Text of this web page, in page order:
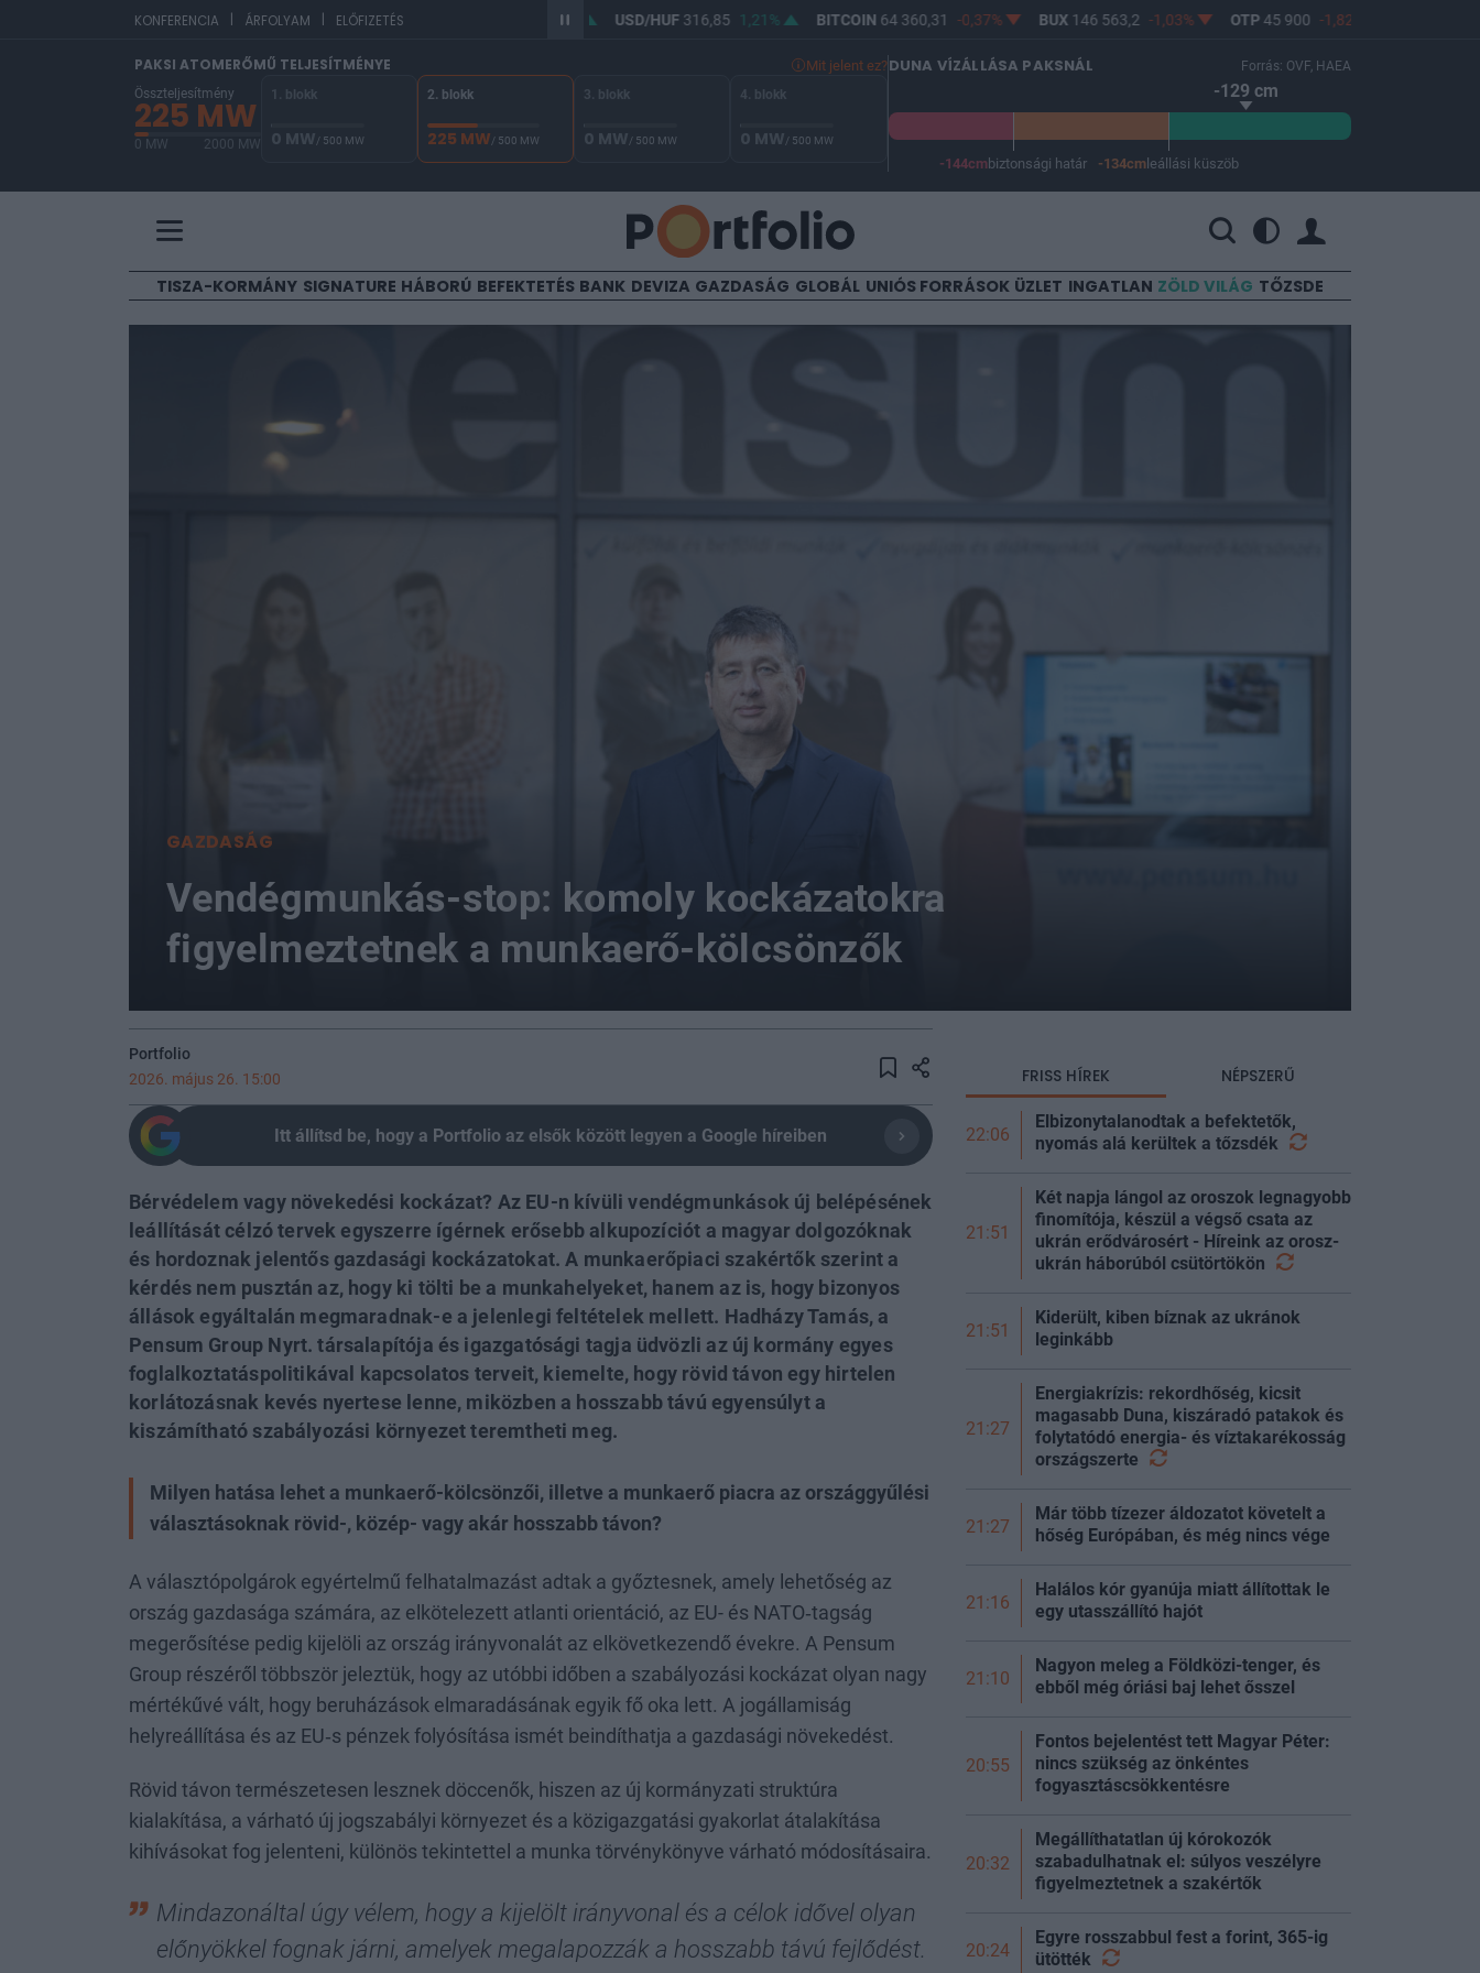
KONFERENCIA | ÁRFOLYAM | ELŐFIZETÉSEUR/HUF USD/HUF316,85 1,21% BITCOIN64 360,31 -0,37% BUX 146 563,2 -1,03% OTP 45 900 -1,82%
PAKSI ATOMERŐMŰ TELJESÍTMÉNYE Mit jelent ez?
Összteljesítmény
225 MW
0 MW 2000 MW
1. blokk
0 MW/ 500 MW
2. blokk
225 MW/ 500 MW
3. blokk
0 MW/ 500 MW
4. blokk
0 MW/ 500 MW
DUNA VÍZÁLLÁSA PAKSNÁL Forrás: OVF, HAEA
-129 cm
-144cm biztonsági határ -134cm leállási küszöb
TISZA-KORMÁNY SIGNATURE HÁBORÚ BEFEKTETÉS BANK DEVIZA GAZDASÁG GLOBÁL UNIÓS FORRÁSOK ÜZLET INGATLAN ZÖLD VILÁG TŐZSDE
GAZDASÁG
Vendégmunkás-stop: komoly kockázatokra
figyelmeztetnek a munkaerő-kölcsönzők
Portfolio
2026. május 26. 15:00
Itt állítsd be, hogy a Portfolio az elsők között legyen a Google híreiben
Bérvédelem vagy növekedési kockázat? Az EU-n kívüli vendégmunkások új belépésének
leállítását célzó tervek egyszerre ígérnek erősebb alkupozíciót a magyar dolgozóknak
és hordoznak jelentős gazdasági kockázatokat. A munkaerőpiaci szakértők szerint a
kérdés nem pusztán az, hogy ki tölti be a munkahelyeket, hanem az is, hogy bizonyos
állások egyáltalán megmaradnak-e a jelenlegi feltételek mellett. Hadházy Tamás, a
Pensum Group Nyrt. társalapítója és igazgatósági tagja üdvözli az új kormány egyes
foglalkoztatáspolitikával kapcsolatos terveit, kiemelte, hogy rövid távon egy hirtelen
korlátozásnak kevés nyertese lenne, miközben a hosszabb távú egyensúlyt a
kiszámítható szabályozási környezet teremtheti meg.
Milyen hatása lehet a munkaerő-kölcsönzői, illetve a munkaerő piacra az országgyűlési
választásoknak rövid-, közép- vagy akár hosszabb távon?
A választópolgárok egyértelmű felhatalmazást adtak a győztesnek, amely lehetőség az
ország gazdasága számára, az elkötelezett atlanti orientáció, az EU- és NATO‑tagság
megerősítése pedig kijelöli az ország irányvonalát az elkövetkezendő évekre. A Pensum
Group részéről többször jeleztük, hogy az utóbbi időben a szabályozási kockázat olyan nagy
mértékűvé vált, hogy beruházások elmaradásának egyik fő oka lett. A jogállamiság
helyreállítása és az EU‑s pénzek folyósítása ismét beindíthatja a gazdasági növekedést.
Rövid távon természetesen lesznek döccenők, hiszen az új kormányzati struktúra
kialakítása, a várható új jogszabályi környezet és a közigazgatási gyakorlat átalakítása
kihívásokat fog jelenteni, különös tekintettel a munka törvénykönyve várható módosításaira.
Mindazonáltal úgy vélem, hogy a kijelölt irányvonal és a célok idővel olyan
előnyökkel fognak járni, amelyek megalapozzák a hosszabb távú fejlődést.
FRISS HÍREK NÉPSZERŰ
22:06
Elbizonytalanodtak a befektetők,
nyomás alá kerültek a tőzsdék
21:51
Két napja lángol az oroszok legnagyobb
finomítója, készül a végső csata az
ukrán erődvárosért - Híreink az orosz-
ukrán háborúból csütörtökön
21:51
Kiderült, kiben bíznak az ukránok
leginkább
21:27
Energiakrízis: rekordhőség, kicsit
magasabb Duna, kiszáradó patakok és
folytatódó energia- és víztakarékosság
országszerte
21:27
Már több tízezer áldozatot követelt a
hőség Európában, és még nincs vége
21:16
Halálos kór gyanúja miatt állítottak le
egy utasszállító hajót
21:10
Nagyon meleg a Földközi-tenger, és
ebből még óriási baj lehet ősszel
20:55
Fontos bejelentést tett Magyar Péter:
nincs szükség az önkéntes
fogyasztáscsökkentésre
20:32
Megállíthatatlan új kórokozók
szabadulhatnak el: súlyos veszélyre
figyelmeztetnek a szakértők
20:24
Egyre rosszabbul fest a forint, 365-ig
ütötték